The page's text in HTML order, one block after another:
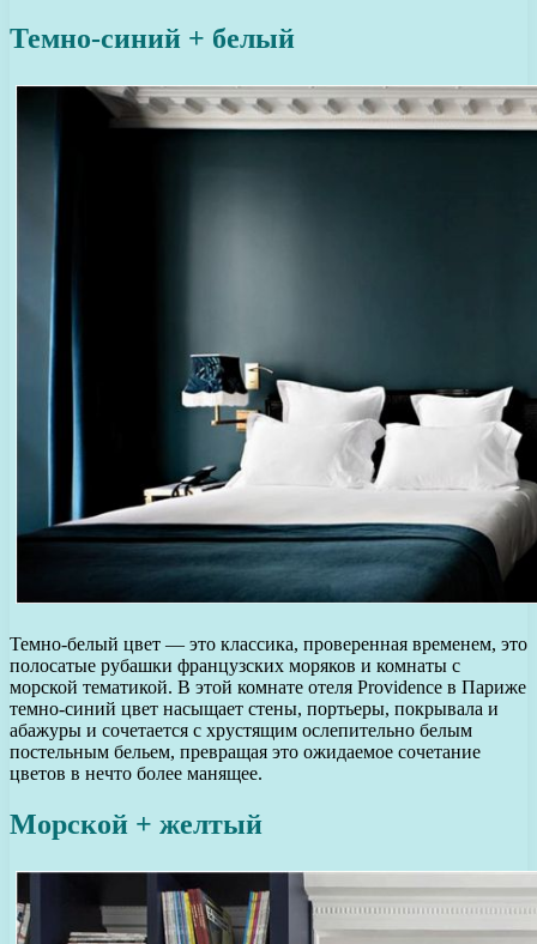
Темно-синий + белый
Темно-белый цвет — это классика, проверенная временем, это
полосатые рубашки французских моряков и комнаты с
морской тематикой. В этой комнате отеля Providence в Париже
темно-синий цвет насыщает стены, портьеры, покрывала и
абажуры и сочетается с хрустящим ослепительно белым
постельным бельем, превращая это ожидаемое сочетание
цветов в нечто более манящее.
Морской + желтый